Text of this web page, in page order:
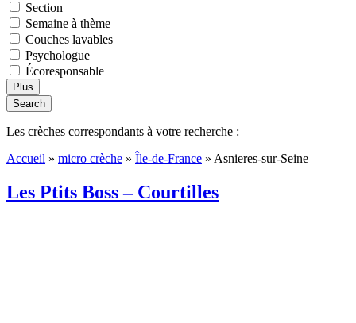
Section
Semaine à thème
Couches lavables
Psychologue
Écoresponsable
Plus
Search
Les crèches correspondants à votre recherche :
Accueil » micro crèche » Île-de-France » Asnieres-sur-Seine
Les Ptits Boss – Courtilles